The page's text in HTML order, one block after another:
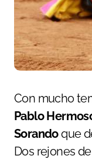
Con mucho
Pablo
Sorandoque
Dos rejones